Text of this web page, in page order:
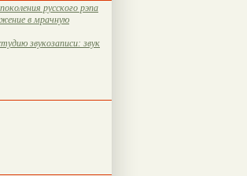
русского рэпа
в мрачную
звукозаписи: звук